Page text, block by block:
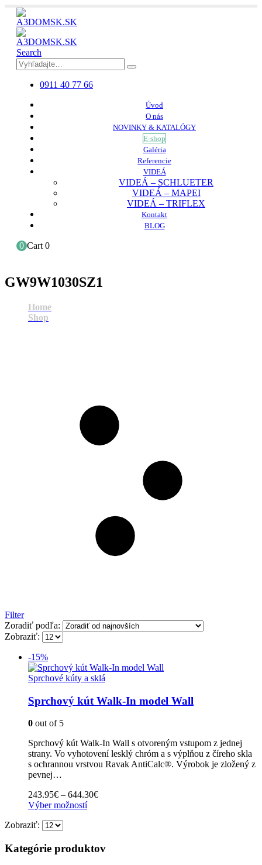
Search
0911 40 77 66
Úvod
O nás
NOVINKY & KATALÓGY
E-shop
Galéria
Referencie
VIDEÁ
VIDEÁ – SCHLUETER
VIDEÁ – MAPEI
VIDEÁ – TRIFLEX
Kontakt
BLOG
0 Cart 0
GW9W1030SZ1
Home
Shop
Filter
Zoradiť podľa:
Zobraziť:
-15%
Sprchové kúty a sklá
Sprchový kút Walk-In model Wall
0 out of 5
Sprchový kút Walk-In Wall s otvoreným vstupom z jednej
strany. Vo vyhotovení lesklý chróm a s výplňou z číreho skla
s ochrannou vrstvou Ravak AntiCalc®. Výrobok je zložený z
pevnej…
243.95€ – 644.30€Price
Výber možnostíTento
variantov.
Zobraziť:
Kategórie produktov